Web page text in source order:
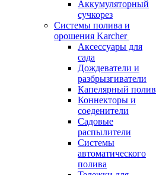
Аккумуляторный
сучкорез
Системы полива и
орошения Karcher
Аксессуары для
сада
Дождеватели и
разбрызгиватели
Капелярный полив
Коннекторы и
соеденители
Садовые
распылители
Системы
автоматического
полива